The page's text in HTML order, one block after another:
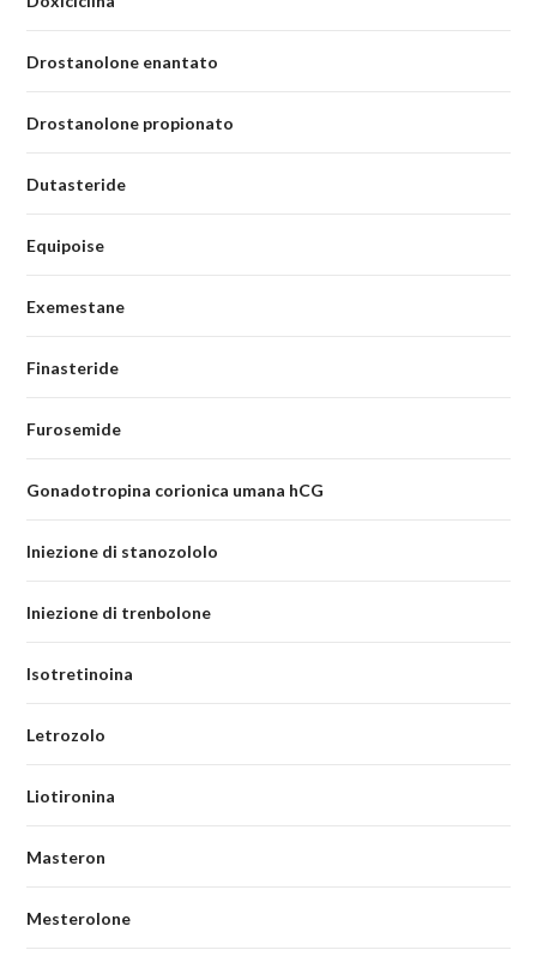
Drostanolone enantato
Drostanolone propionato
Dutasteride
Equipoise
Exemestane
Finasteride
Furosemide
Gonadotropina corionica umana hCG
Iniezione di stanozololo
Iniezione di trenbolone
Isotretinoina
Letrozolo
Liotironina
Masteron
Mesterolone